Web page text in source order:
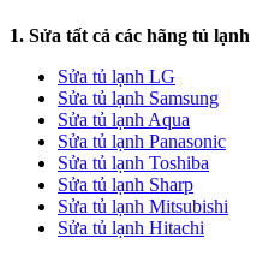
1. Sửa tất cả các hãng tủ lạnh
Sửa tủ lạnh LG
Sửa tủ lạnh Samsung
Sửa tủ lạnh Aqua
Sửa tủ lạnh Panasonic
Sửa tủ lạnh Toshiba
Sửa tủ lạnh Sharp
Sửa tủ lạnh Mitsubishi
Sửa tủ lạnh Hitachi